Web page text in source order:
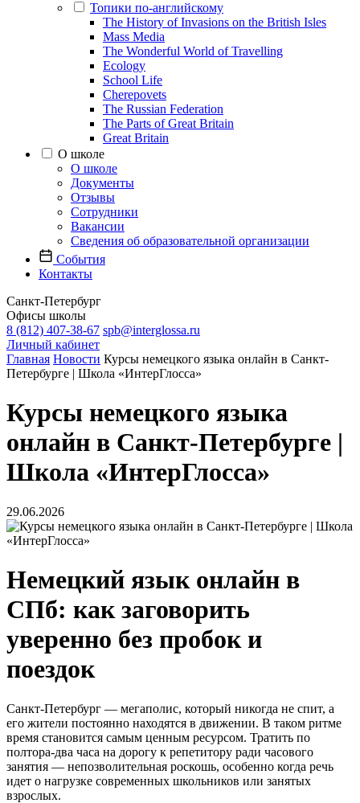
Топики по-английскому
The History of Invasions on the British Isles
Mass Media
The Wonderful World of Travelling
Ecology
School Life
Cherepovets
The Russian Federation
The Parts of Great Britain
Great Britain
О школе
О школе
Документы
Отзывы
Сотрудники
Вакансии
Сведения об образовательной организации
События
Контакты
Санкт-Петербург
Офисы школы
8 (812) 407-38-67 spb@interglossa.ru
Личный кабинет
Главная Новости Курсы немецкого языка онлайн в Санкт-
Петербурге | Школа «ИнтерГлосса»
Курсы немецкого языка
онлайн в Санкт-Петербурге |
Школа «ИнтерГлосса»
29.06.2026
Немецкий язык онлайн в
СПб: как заговорить
уверенно без пробок и
поездок
Санкт-Петербург — мегаполис, который никогда не спит, а
его жители постоянно находятся в движении. В таком ритме
время становится самым ценным ресурсом. Тратить по
полтора-два часа на дорогу к репетитору ради часового
занятия — непозволительная роскошь, особенно когда речь
идет о нагрузке современных школьников или занятых
взрослых.